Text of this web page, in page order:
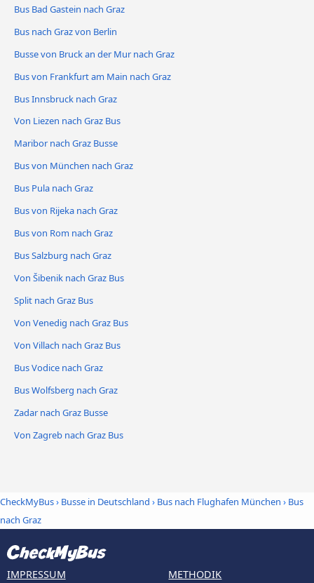
Bus Bad Gastein nach Graz
Bus nach Graz von Berlin
Busse von Bruck an der Mur nach Graz
Bus von Frankfurt am Main nach Graz
Bus Innsbruck nach Graz
Von Liezen nach Graz Bus
Maribor nach Graz Busse
Bus von München nach Graz
Bus Pula nach Graz
Bus von Rijeka nach Graz
Bus von Rom nach Graz
Bus Salzburg nach Graz
Von Šibenik nach Graz Bus
Split nach Graz Bus
Von Venedig nach Graz Bus
Von Villach nach Graz Bus
Bus Vodice nach Graz
Bus Wolfsberg nach Graz
Zadar nach Graz Busse
Von Zagreb nach Graz Bus
CheckMyBus› Busse in Deutschland › Bus nach Flughafen München › Bus
nach Graz
IMPRESSUM METHODIK